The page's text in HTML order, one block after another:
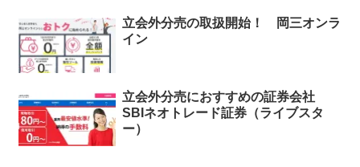
立会外分売の取扱開始！ 岡三オンラ
イン
立会外分売におすすめの証券会社
SBIネオトレード証券（ライブスタ
ー）